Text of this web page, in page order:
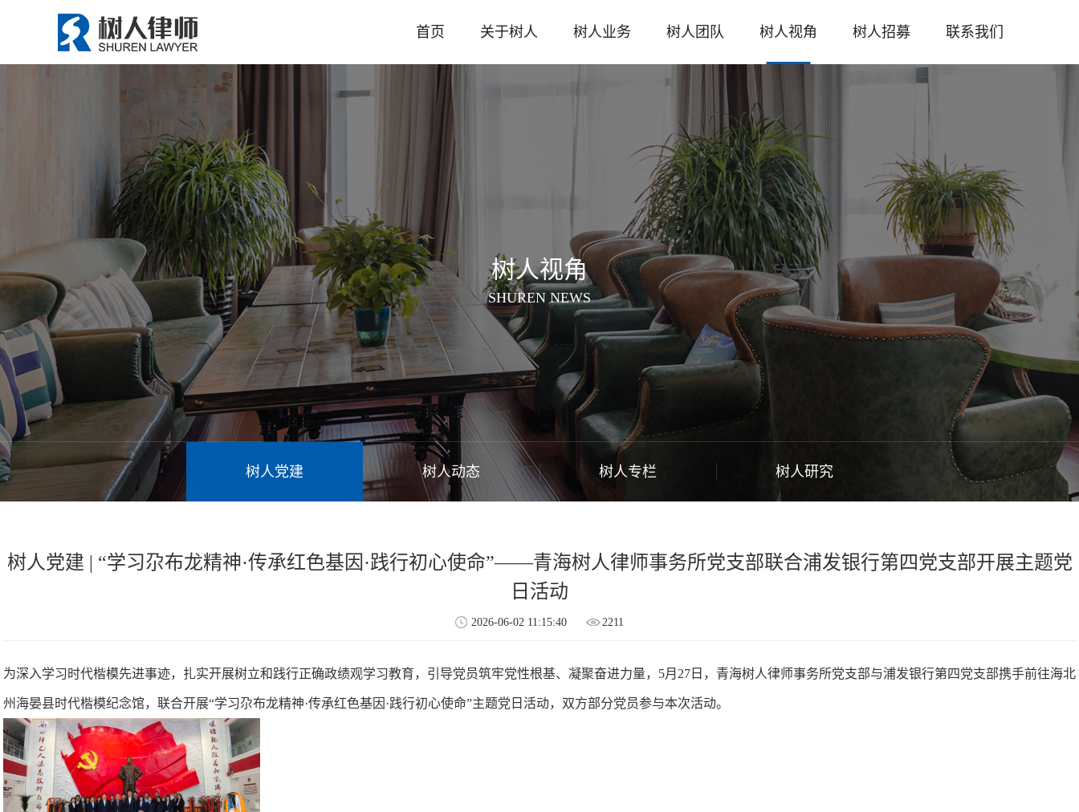
首页 关于树人 树人业务 树人团队 树人视角 树人招募 联系我们
树人视角
SHUREN NEWS
树人党建 树人动态 树人专栏 树人研究
树人党建 | “学习尕布龙精神·传承红色基因·践行初心使命”——青海树人律师事务所党支部联合浦发银行第四党支部开展主题党
日活动
2026-06-02 11:15:40 2211
为深入学习时代楷模先进事迹，扎实开展树立和践行正确政绩观学习教育，引导党员筑牢党性根基、凝聚奋进力量，5月27日，青海树人律师事务所党支部与浦发银行第四党支部携手前往海北
州海晏县时代楷模纪念馆，联合开展“学习尕布龙精神·传承红色基因·践行初心使命”主题党日活动，双方部分党员参与本次活动。